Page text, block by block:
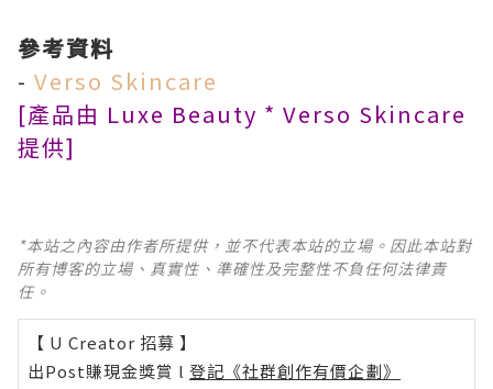
參考資料
- Verso Skincare
[產品由 Luxe Beauty * Verso Skincare
提供]
*本站之內容由作者所提供，並不代表本站的立場。因此本站對
所有博客的立場、真實性、準確性及完整性不負任何法律責
任。
【 U Creator 招募 】
出Post賺現金獎賞 l 登記《社群創作有價企劃》